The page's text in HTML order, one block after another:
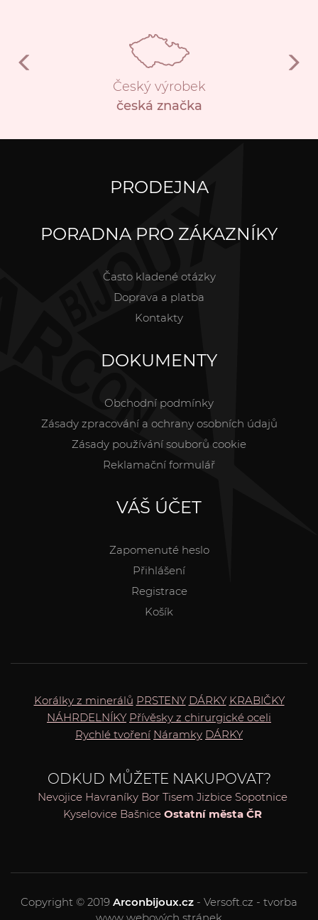
Český výrobek
česká značka
PRODEJNA
PORADNA PRO ZÁKAZNÍKY
Často kladené otázky
Doprava a platba
Kontakty
DOKUMENTY
Obchodní podmínky
Zásady zpracování a ochrany osobních údajů
Zásady používání souborů cookie
Reklamační formulář
VÁŠ ÚČET
Zapomenuté heslo
Přihlášení
Registrace
Košík
Korálky z minerálů PRSTENY DÁRKY KRABIČKY
NÁHRDELNÍKY Přívěsky z chirurgické oceli
Rychlé tvoření Náramky DÁRKY
ODKUD MŮŽETE NAKUPOVAT?
Nevojice Havraníky Bor Tisem Jizbice Sopotnice
Kyselovice Bašnice Ostatní města ČR
Copyright © 2019 Arconbijoux.cz - Versoft.cz - tvorba